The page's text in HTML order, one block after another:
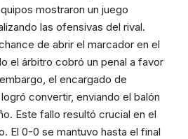
mostraron un juego
las ofensivas del rival.
de abrir el marcador en el
el árbitro cobró un penal a favor
el encargado de
convertir, enviando el balón
Este fallo resultó crucial en el
El 0-0 se mantuvo hasta el final